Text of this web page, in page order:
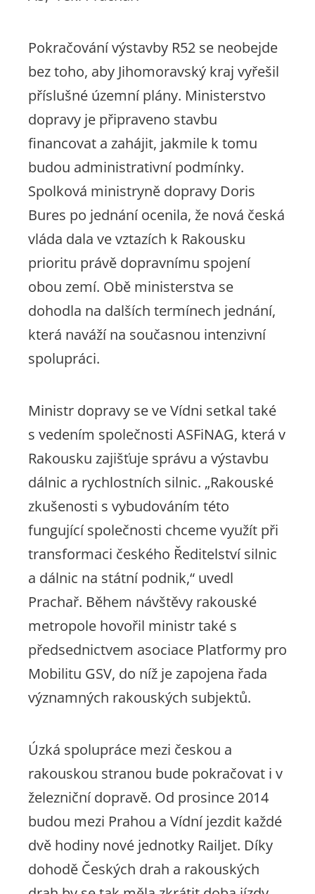
Pokračování výstavby R52 se neobejde
bez toho, aby Jihomoravský kraj vyřešil
příslušné územní plány. Ministerstvo
dopravy je připraveno stavbu
financovat a zahájit, jakmile k tomu
budou administrativní podmínky.
Spolková ministryně dopravy Doris
Bures po jednání ocenila, že nová česká
vláda dala ve vztazích k Rakousku
prioritu právě dopravnímu spojení
obou zemí. Obě ministerstva se
dohodla na dalších termínech jednání,
která naváží na současnou intenzivní
spolupráci.
Ministr dopravy se ve Vídni setkal také
s vedením společnosti ASFiNAG, která v
Rakousku zajišťuje správu a výstavbu
dálnic a rychlostních silnic. „Rakouské
zkušenosti s vybudováním této
fungující společnosti chceme využít při
transformaci českého Ředitelství silnic
a dálnic na státní podnik,“ uvedl
Prachař. Během návštěvy rakouské
metropole hovořil ministr také s
předsednictvem asociace Platformy pro
Mobilitu GSV, do níž je zapojena řada
významných rakouských subjektů.
Úzká spolupráce mezi českou a
rakouskou stranou bude pokračovat i v
železniční dopravě. Od prosince 2014
budou mezi Prahou a Vídní jezdit každé
dvě hodiny nové jednotky Railjet. Díky
dohodě Českých drah a rakouských